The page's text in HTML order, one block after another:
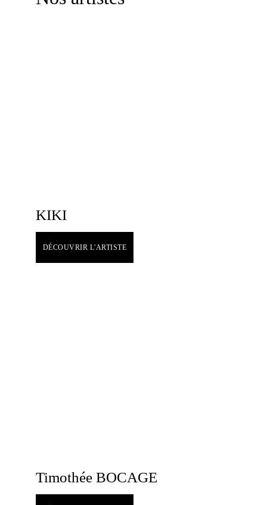
KIKI
Timothée BOCAGE
DÉCOUVRIR L'ARTISTE